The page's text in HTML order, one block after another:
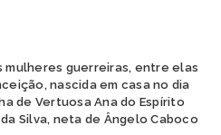
mulheres guerreiras, entre elas
nascida em casa no dia
de Vertuosa Ana do Espírito
Silva, neta de Ângelo Caboco